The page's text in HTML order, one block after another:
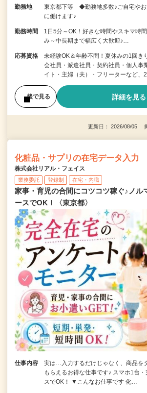
勤務地
東京都下等 ◆勤務地多数♪ご自宅やお
に働けます♪
勤務時間
1日5分～OK！好きな時間やスキマ時
み～中長期まで幅広く大歓迎♪…
応募資格
未経験OK＆年齢不問！夏休みの1回
会社員・派遣社員・契約社員・個人事
イト・主婦（夫）・フリーターなど、
後で見る 詳細を見る
更新日： 2026/08/05
化粧品・サプリの在宅データ入力
株式会社リアル・フェイス
業務委託 登録制 在宅・内職
家事・育児の合間にコツコツ稼ぐ♪ノル
ースでOK！〈東京都〉
仕事内容
実は…入力するだけじゃなく、商品を
もらえるお得な仕事です♪ スマホ1台
スでOK！ ▼こんなお仕事です 化…